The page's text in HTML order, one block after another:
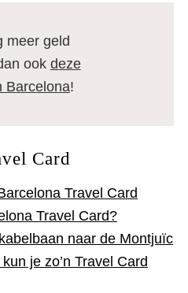
meer geld
ook deze
Barcelona!
Card
Travel Card
Travel Card?
naar de Montjuïc
je zo’n Travel Card